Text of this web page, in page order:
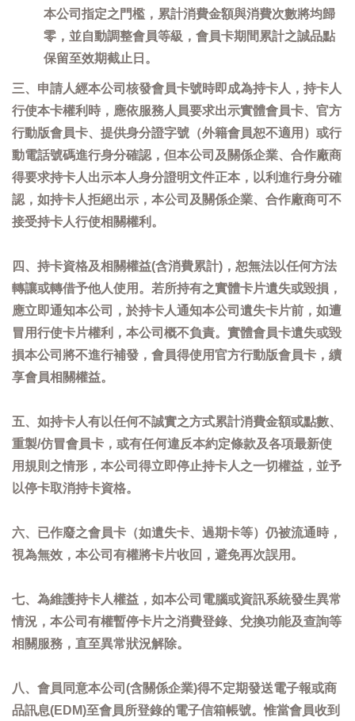
本公司指定之門檻，累計消費金額與消費次數將均歸
零，並自動調整會員等級，會員卡期間累計之誠品點
保留至效期截止日。
三、申請人經本公司核發會員卡號時即成為持卡人，持卡人
行使本卡權利時，應依服務人員要求出示實體會員卡、官方
行動版會員卡、提供身分證字號（外籍會員恕不適用）或行
動電話號碼進行身分確認，但本公司及關係企業、合作廠商
得要求持卡人出示本人身分證明文件正本，以利進行身分確
認，如持卡人拒絕出示，本公司及關係企業、合作廠商可不
接受持卡人行使相關權利。
四、持卡資格及相關權益(含消費累計)，恕無法以任何方法
轉讓或轉借予他人使用。若所持有之實體卡片遺失或毀損，
應立即通知本公司，於持卡人通知本公司遺失卡片前，如遭
冒用行使卡片權利，本公司概不負責。實體會員卡遺失或毀
損本公司將不進行補發，會員得使用官方行動版會員卡，續
享會員相關權益。
五、如持卡人有以任何不誠實之方式累計消費金額或點數、
重製/仿冒會員卡，或有任何違反本約定條款及各項最新使
用規則之情形，本公司得立即停止持卡人之一切權益，並予
以停卡取消持卡資格。
六、已作廢之會員卡（如遺失卡、過期卡等）仍被流通時，
視為無效，本公司有權將卡片收回，避免再次誤用。
七、為維護持卡人權益，如本公司電腦或資訊系統發生異常
情況，本公司有權暫停卡片之消費登錄、兌換功能及查詢等
相關服務，直至異常狀況解除。
八、會員同意本公司(含關係企業)得不定期發送電子報或商
品訊息(EDM)至會員所登錄的電子信箱帳號。惟當會員收到